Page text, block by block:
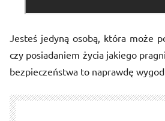
Jesteś jedyną osobą, która może
czy posiadaniem życia jakiego
bezpieczeństwa to naprawdę